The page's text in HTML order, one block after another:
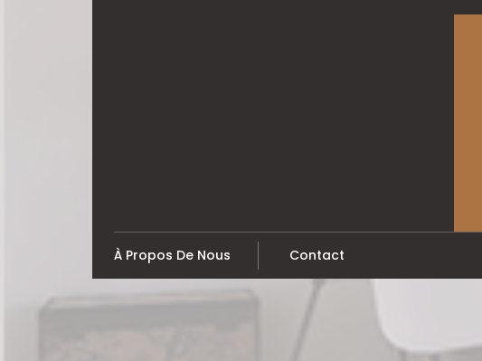
À Propos De Nous Contact